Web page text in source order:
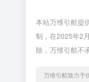
本站万维引航提
制，在2025年2
除，万维引航不
万维引航致力于